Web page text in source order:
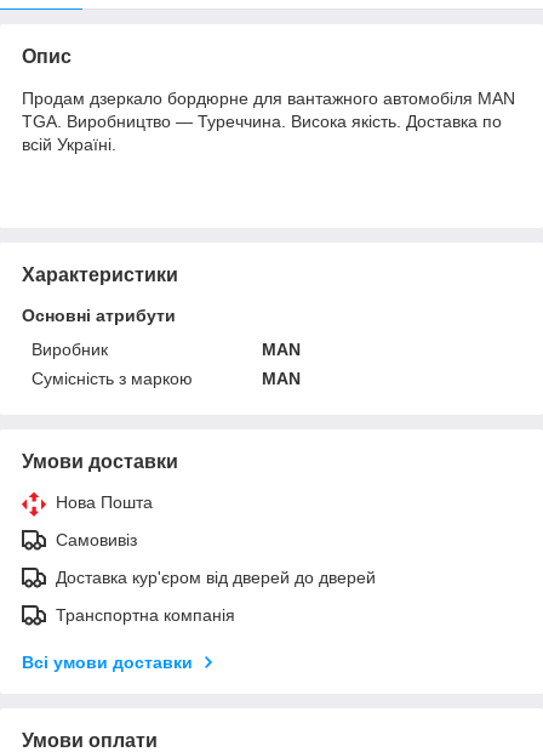
Опис
Продам дзеркало бордюрне для вантажного автомобіля МАN
TGA. Виробництво — Туреччина. Висока якість. Доставка по
всій Україні.
Характеристики
Основні атрибути
Виробник
MAN
Сумісність з маркою
MAN
Умови доставки
Нова Пошта
Самовивіз
Доставка кур'єром від дверей до дверей
Транспортна компанія
Всі умови доставки
Умови оплати